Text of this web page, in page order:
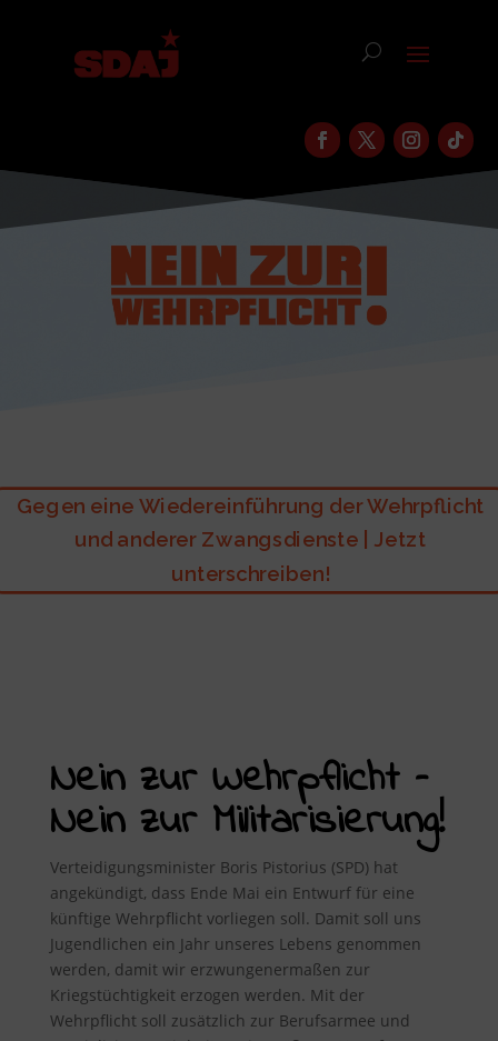
Gegen eine Wiedereinführung der Wehrpflicht
und anderer Zwangsdienste | Jetzt
unterschreiben!
Nein zur Wehrpflicht –
Nein zur Militarisierung!
Verteidigungsminister Boris Pistorius (SPD) hat
angekündigt, dass Ende Mai ein Entwurf für eine
künftige Wehrpflicht vorliegen soll. Damit soll uns
Jugendlichen ein Jahr unseres Lebens genommen
werden, damit wir erzwungenermaßen zur
Kriegstüchtigkeit erzogen werden. Mit der
Wehrpflicht soll zusätzlich zur Berufsarmee und